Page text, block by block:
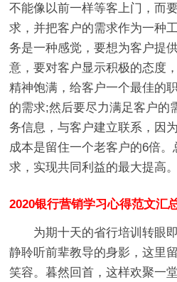
不能像以前一样等客上门，而
求，并把客户的需求作为一种
务是一种感觉，要想为客户提
意，要对客户显示积极的态度
精神饱满，给客户一个最佳的
的需求;然后要尽力满足客户的
务信息，与客户建立联系，因
成本是留住一个老客户的6倍
求，实现共同利益的最大提高。
2020银行营销学习心得范文汇
为期十天的省行培训转眼
静聆听前辈教导的身影，这里
笑容。暮然回首，这样欢聚一